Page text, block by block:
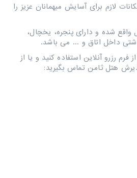
لازم برای آسایش میهمانان عزیز را
واقع شده و دارای پنجره، یخچال،
داخل اتاق و ... می باشد.
رزرو آنلاین استفاده کنید و یا از
هتل ثامن تماس بگیرید: